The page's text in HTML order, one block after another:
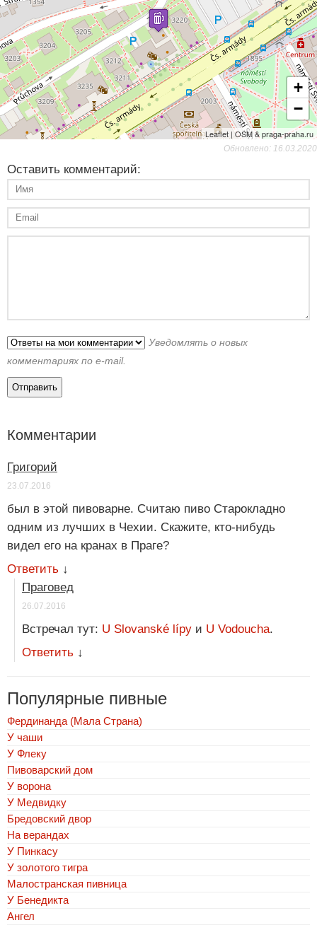
+
−
Leaflet | OSM & praga-praha.ru
Обновлено: 16.03.2020
Оставить комментарий:
Уведомлять о новых
комментариях по e-mail.
Комментарии
Григорий
23.07.2016
был в этой пивоварне. Считаю пиво Старокладно
одним из лучших в Чехии. Скажите, кто-нибудь
видел его на кранах в Праге?
Ответить ↓
Праговед
26.07.2016
Встречал тут: U Slovanské lípy и U Vodoucha.
Ответить ↓
Популярные пивные
Фердинанда (Мала Страна)
У чаши
У Флеку
Пивоварский дом
У ворона
У Медвидку
Бредовский двор
На верандах
У Пинкасу
У золотого тигра
Малостранская пивница
У Бенедикта
Ангел